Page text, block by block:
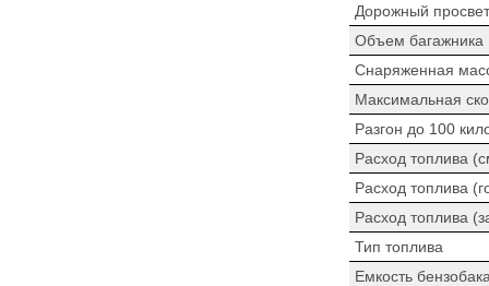
Дорожный просвет
Объем багажника
Снаряженная
Максимальная
Разгон до 100
Расход топлива
Расход топлива
Расход топлива
Тип топлива
Емкость